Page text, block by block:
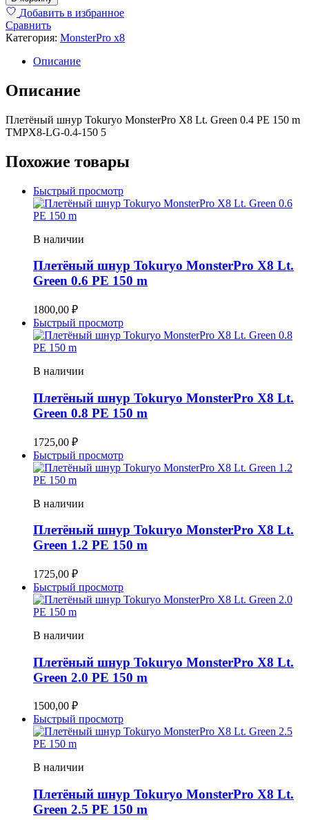
Tokuryo
MonsterPro
X8
Lt.
0.4
150
quantity
Добавить в избранное
Сравнить
Категория: MonsterPro x8
Описание
Описание
Плетёный шнур Tokuryo MonsterPro X8 Lt. Green 0.4 PE 150 m
TMPX8-LG-0.4-150 5
Похожие товары
Быстрый просмотр
В наличии
Плетёный шнур Tokuryo MonsterPro X8 Lt.
Green 0.6 PE 150 m
1800,00 ₽
Быстрый просмотр
В наличии
Плетёный шнур Tokuryo MonsterPro X8 Lt.
Green 0.8 PE 150 m
1725,00 ₽
Быстрый просмотр
В наличии
Плетёный шнур Tokuryo MonsterPro X8 Lt.
Green 1.2 PE 150 m
1725,00 ₽
Быстрый просмотр
В наличии
Плетёный шнур Tokuryo MonsterPro X8 Lt.
Green 2.0 PE 150 m
1500,00 ₽
Быстрый просмотр
В наличии
Плетёный шнур Tokuryo MonsterPro X8 Lt.
Green 2.5 PE 150 m